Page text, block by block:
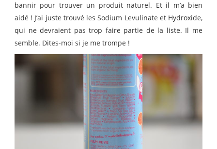
bannir pour trouver un produit naturel. Et il m’a bien
aidé ! J’ai juste trouvé les Sodium Levulinate et Hydroxide,
qui ne devraient pas trop faire partie de la liste. Il me
semble. Dites-moi si je me trompe !